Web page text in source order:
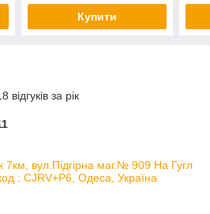
Купити
за рік
вул.Підгірна маг.№ 909 На Гугл
: CJRV+P6, Одеса, Україна